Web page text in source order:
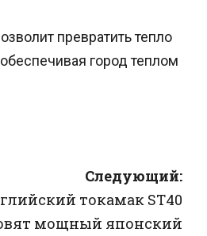
превратить тепло
город теплом
Следующий:
токамак ST40
мощный японский